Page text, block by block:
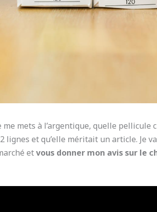
me mets à l’argentique, quelle
lignes et qu’elle méritait un article. Je
etvous donner mon avis sur le